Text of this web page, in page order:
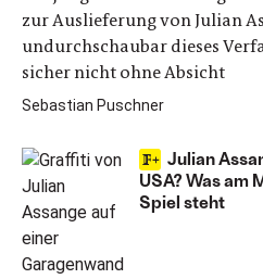
zur Auslieferung von Julian
undurchschaubar dieses
sicher nicht ohne Absicht
Sebastian Puschner
Julian
USA? Was am
Spiel steht